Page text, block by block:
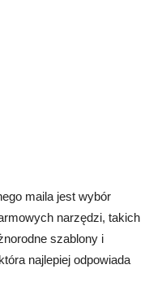
maila jest wybór
narzędzi, takich
szablony i
najlepiej odpowiada